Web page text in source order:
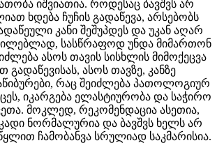
იშვიათია. როდესაც ბავშვს არ
ხდება ჩუჩის გადაწევა, არსებობს
კანი შეშუპდეს და უკან აღარ
სასწრაფოდ უნდა მიმართონ
ასოს თავის სისხლის მიმოქეცვა
ასოს თავზე, კანზე
რაც შეიძლება პათოლოგიურ
იკარგება ელასტიურობა და საჭირო
მოკლედ, რეკომენდაცია ასეთია,
ნორმალურია და ბავშვს ხელს არ
ჩამობანვა სრულიად საკმარისია.